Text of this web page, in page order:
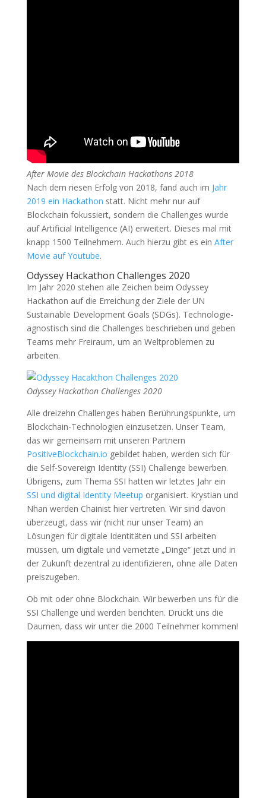
After Movie des Blockchain Hackathons 2018
Nach dem riesen Erfolg von 2018, fand auch im Jahr
2019 ein Hackathon statt. Nicht mehr nur auf
Blockchain fokussiert, sondern die Challenges wurde
auf Artificial Intelligence (AI) erweitert. Dieses mal mit
knapp 1500 Teilnehmern. Auch hierzu gibt es ein After
Movie auf Youtube.
Odyssey Hackathon Challenges 2020
Im Jahr 2020 stehen alle Zeichen beim Odyssey
Hackathon auf die Erreichung der Ziele der UN
Sustainable Development Goals (SDGs). Technologie-
agnostisch sind die Challenges beschrieben und geben
Teams mehr Freiraum, um an Weltproblemen zu
arbeiten.
Odyssey Hackathon Challenges 2020
Alle dreizehn Challenges haben Berührungspunkte, um
Blockchain-Technologien einzusetzen. Unser Team,
das wir gemeinsam mit unseren Partnern
PositiveBlockchain.io gebildet haben, werden sich für
die Self-Sovereign Identity (SSI) Challenge bewerben.
Übrigens, zum Thema SSI hatten wir letztes Jahr ein
SSI und digital Identity Meetup organisiert. Krystian und
Nhan werden Chainist hier vertreten. Wir sind davon
überzeugt, dass wir (nicht nur unser Team) an
Lösungen für digitale Identitäten und SSI arbeiten
müssen, um digitale und vernetzte „Dinge“ jetzt und in
der Zukunft dezentral zu identifizieren, ohne alle Daten
preiszugeben.
Ob mit oder ohne Blockchain. Wir bewerben uns für die
SSI Challenge und werden berichten. Drückt uns die
Daumen, dass wir unter die 2000 Teilnehmer kommen!